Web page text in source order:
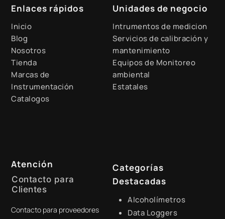
Enlaces rápidos
Inicio
Blog
Nosotros
Tienda
Marcas de
Instrumentación
Catalogos
Unidades de negocio
Intrumentos de medicion
Servicios de calibración y
mantenimiento
Equipos de Monitoreo
ambiental
Estatales
Atención
Contacto para
Clientes
+51 941 525 454
Contacto para proveedores
Categorías
Destacadas
Alcoholímetros
Data Loggers